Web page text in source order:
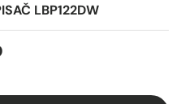
LBP122DW
cijena